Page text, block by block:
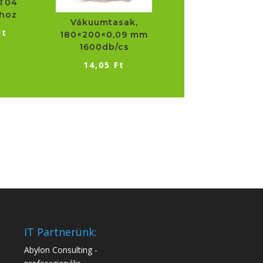
Vákuumtasak,
180×200×0,09 mm
1600db/cs
14,05 Ft
IT Partnerünk:
Abylon Consulting -